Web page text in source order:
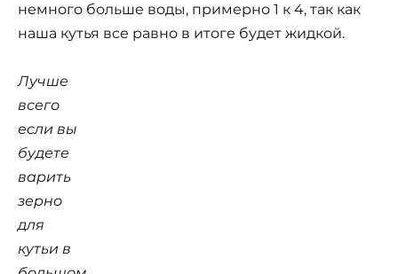
немного больше воды, примерно 1 к 4, так как
наша кутья все равно в итоге будет жидкой.
Лучше
всего
если вы
будете
варить
зерно
для
кутьи в